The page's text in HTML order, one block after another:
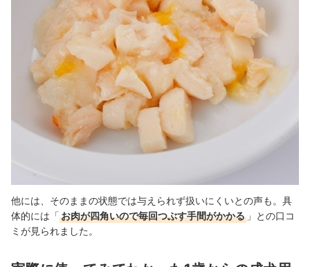
他には、そのままの状態では与えられず扱いにくいとの声も。具
体的には「お肉が四角いので毎回つぶす手間がかかる 」との口コ
ミが見られました。